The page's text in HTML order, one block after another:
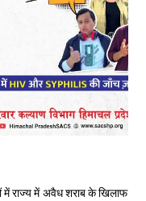
में दिखाएंगे जौहर, 11 से 13 सितंबर
बोली- कांग्रेस सरकार ने सेब उत्पादकों
में राज्य में अवैध शराब के खिलाफ